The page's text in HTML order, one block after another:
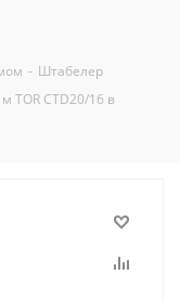
- Штабелер
TOR CTD20/16 в